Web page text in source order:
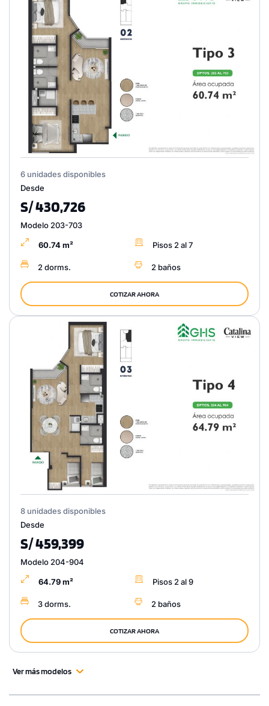
6 unidades disponibles
Desde
S/ 430,726
Modelo 203-703
60.74 m² Pisos 2 al 7
2 dorms. 2 baños
COTIZAR AHORA
8 unidades disponibles
Desde
S/ 459,399
Modelo 204-904
64.79 m² Pisos 2 al 9
3 dorms. 2 baños
COTIZAR AHORA
Ver más modelos